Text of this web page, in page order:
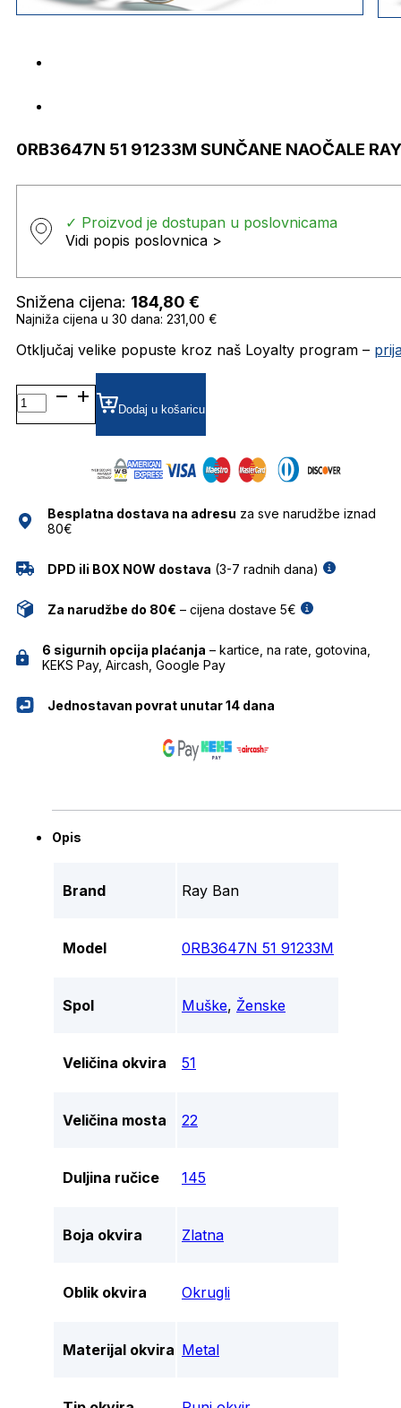
0RB3647N 51 91233M SUNČANE NAOČALE
✓ Proizvod je dostupan u poslovnicama
Vidi popis poslovnica >
Snižena cijena: 184,80 €
Najniža cijena u 30 dana: 231,00 €
Otključaj velike popuste kroz naš Loyalty program –
0RB3647N
51
91233M
količina
Dodaj u košaricu
Besplatna dostava na adresu za sve narudžbe iznad
80€
DPD ili BOX NOW dostava (3-7 radnih dana)
Za narudžbe do 80€ – cijena dostave 5€
6 sigurnih opcija plaćanja – kartice, na rate, gotovina,
KEKS Pay, Aircash, Google Pay
Jednostavan povrat unutar 14 dana
Opis
Brand Ray Ban
Model 0RB3647N 51 91233M
Spol Muške, Ženske
Veličina okvira 51
Veličina mosta 22
Duljina ručice 145
Boja okvira Zlatna
Oblik okvira Okrugli
Materijal okvira Metal